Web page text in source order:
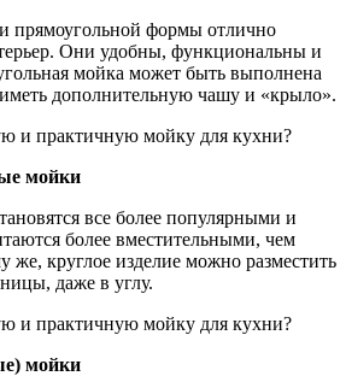
прямоугольной формы отлично
Они удобны, функциональны и
мойка может быть выполнена
дополнительную чашу и «крыло».
мойки
все более популярными и
более вместительными, чем
же, круглое изделие можно разместить
даже в углу.
мойки